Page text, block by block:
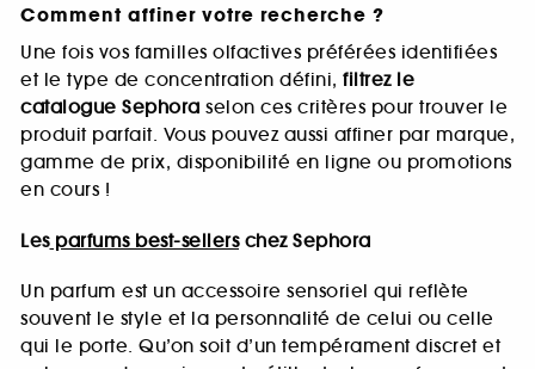
Comment affiner votre recherche ?
Une fois vos familles olfactives préférées identifiées
et le type de concentration défini, filtrez le
catalogue Sephora selon ces critères pour trouver le
produit parfait. Vous pouvez aussi affiner par marque,
gamme de prix, disponibilité en ligne ou promotions
en cours !
Lesparfums best-sellerschez Sephora
Un parfum est un accessoire sensoriel qui reflète
souvent le style et la personnalité de celui ou celle
qui le porte. Qu’on soit d’un tempérament discret et